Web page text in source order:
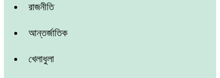
রাজনীতি
আন্তর্জাতিক
খেলাধুলা